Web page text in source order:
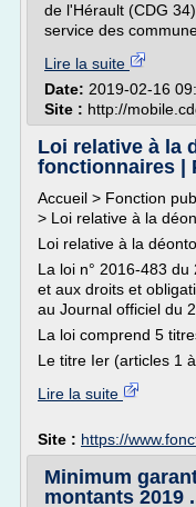
de l'Hérault (CDG
service des
Lire la suite
Date: 2019-02-16
Site : http://
Loi relative à la
fonctionnaires |
Accueil > Fonction
> Loi relative à la
Loi relative à la
La loi n° 2016-483
et aux droits et
au Journal officiel du
La loi comprend 5
Le titre Ier (articles 1
Lire la suite
Site : https://
Minimum
montants 2019